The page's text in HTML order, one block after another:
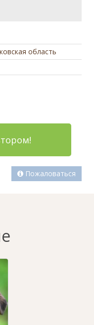
область
Пожаловаться